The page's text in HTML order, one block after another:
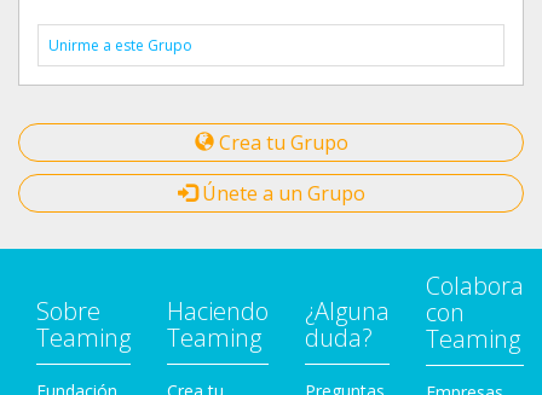
Unirme a este Grupo
Crea tu Grupo
Únete a un Grupo
Sobre
Teaming
Haciendo
Teaming
¿Alguna
duda?
Colabora
con
Teaming